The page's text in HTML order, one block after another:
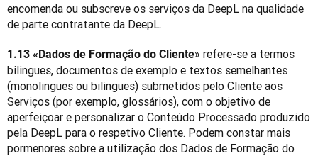
encomenda ou subscreve os serviços da DeepL na qualidade
de parte contratante da DeepL.
1.13 «Dados de Formação do Cliente» refere-se a termos
bilingues, documentos de exemplo e textos semelhantes
(monolingues ou bilingues) submetidos pelo Cliente aos
Serviços (por exemplo, glossários), com o objetivo de
aperfeiçoar e personalizar o Conteúdo Processado produzido
pela DeepL para o respetivo Cliente. Podem constar mais
pormenores sobre a utilização dos Dados de Formação do